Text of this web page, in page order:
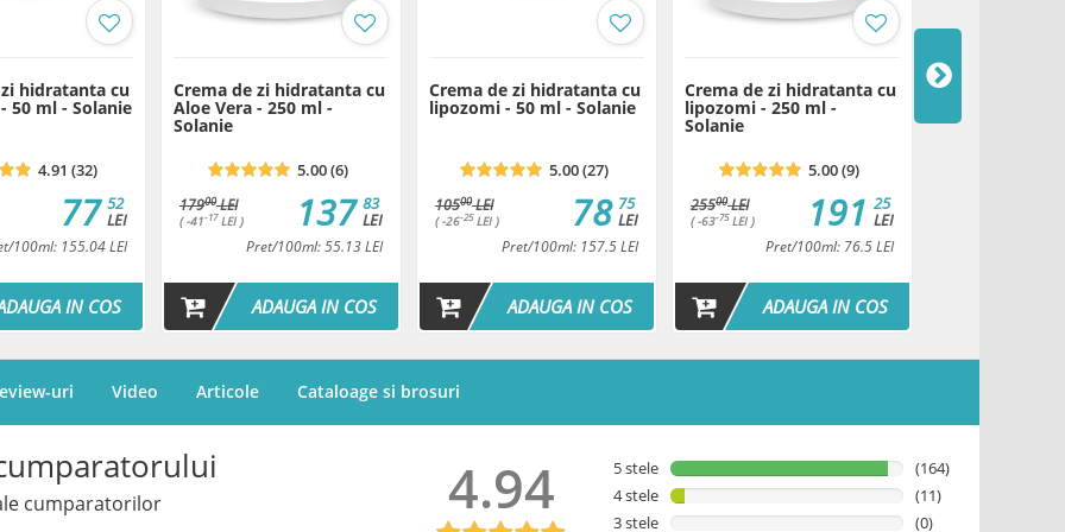
Butyrospermum Parkii Butter, Phenoxyethanol, Tocopheryl Acetate, Decyl Glucoside,
Caprylic/Capric Triglyceride, Creatine, Dimethicone Crosspolymer, Parfum, Panthenol,
Soluble Collagen, Betaine, Alcohol Denat., Allantoin, Xanthan Gum, Methylparaben,
Disodium EDTA, Ethylparaben, BHT, Propylparaben, Butylparaben, Sodium Benzoate,
Limonene, Linalool
Termen de valabilitate: 12 luni de la prima deschidere a produsului.
Plan de tratament
Tratament cu Colagen (pentru fiecare tip de ten)
Descarca
Tratament Facial 4 in 1
hidratanta cu
50 ml - Solanie
4.91 (32)
52
LEI
77
100ml: 155.04 LEI
IN COS
Crema de zi hidratanta cu
Aloe Vera - 250 ml -
Solanie
5.00 (6)
17900LEI
( -41-17LEI )
83
LEI
137
Pret/100ml: 55.13 LEI
ADAUGA IN COS
Crema de zi hidratanta cu
lipozomi - 50 ml - Solanie
5.00 (27)
10500LEI
( -26-25 LEI )
75
LEI
78
Pret/100ml: 157.5 LEI
ADAUGA IN COS
Crema de zi hidratanta cu
lipozomi - 250 ml -
Solanie
5.00 (9)
25500LEI
( -63-75 LEI )
25
LEI
191
Pret/100ml: 76.5 LEI
ADAUGA IN COS
Crema de zi
ml - Solanie
uri Video Articole Cataloage si brosuri
cumparatorilor 4.94 5 stele
(164)
4 stele
(11)
3 stele
(0)